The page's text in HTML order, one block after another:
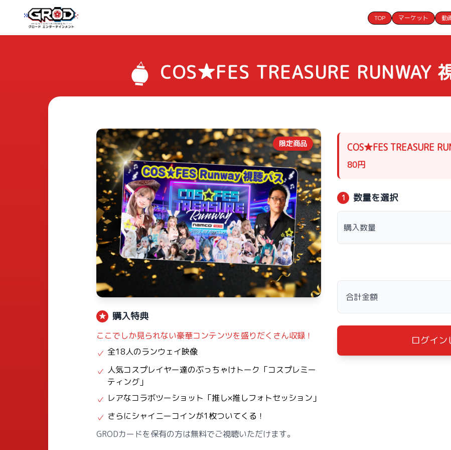
TOP マーケット 動
COS★FES TREASURE RUNWAY
限定商品
★ 購入特典
ここでしか見られない豪華コンテンツを盛りだくさん収録！
✓ 全18人のランウェイ映像
✓ 人気コスプレイヤー達のぶっちゃけトーク「コスプレミー
ティング」
✓ レアなコラボツーショット「推し×推しフォトセッション」
✓ さらにシャイニーコインが1枚ついてくる！
GRODカードを保有の方は無料でご視聴いただけます。
COS★FES TREASURE
80円
1 数量を選択
購入数量
合計金額
ログイン